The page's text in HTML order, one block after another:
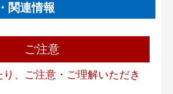
関連情報
ご注意
り、ご注意・ご理解いただき